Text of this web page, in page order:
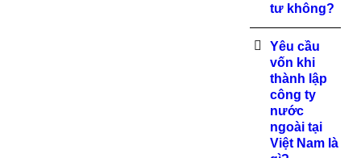
tư không?
Yêu cầu
vốn khi
thành lập
công ty
nước
ngoài tại
Việt Nam là